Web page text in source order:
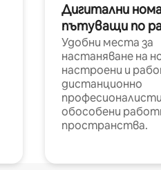
Дигитални
пътуващи по
Удобни места за
настаняване на
настроени и
дистанционно
обособени
пространства.